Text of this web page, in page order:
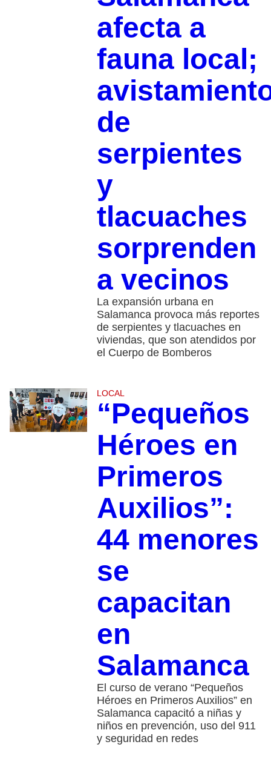
afecta a
fauna local;
de
serpientes
y
tlacuaches
sorprenden
a vecinos
La expansión urbana en
Salamanca provoca más reportes
de serpientes y tlacuaches en
viviendas, que son atendidos por
el Cuerpo de Bomberos
LOCAL
“Pequeños
Héroes en
Primeros
Auxilios”:
44 menores
se
capacitan
en
Salamanca
El curso de verano “Pequeños
Héroes en Primeros Auxilios” en
Salamanca capacitó a niñas y
niños en prevención, uso del 911
y seguridad en redes